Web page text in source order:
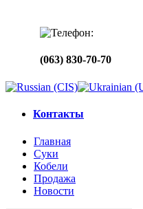
(063) 830-70-70
Контакты
Главная
Суки
Кобели
Продажа
Новости